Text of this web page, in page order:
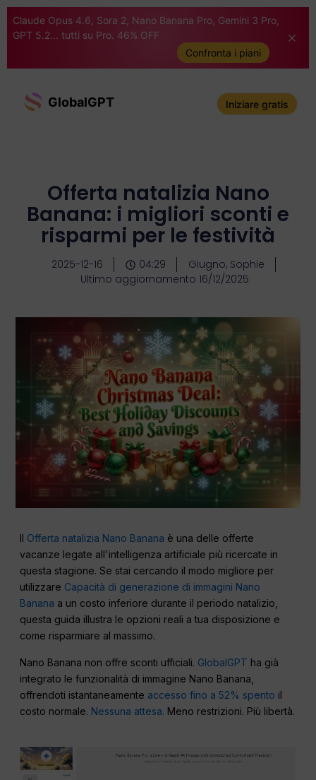
Claude Opus 4.6, Sora 2, Nano Banana Pro, Gemini 3 Pro,
GPT 5.2... tutti su Pro. 46% OFF
Confronta i piani
GlobalGPT Iniziare gratis
Offerta natalizia Nano
Banana: i migliori sconti e
risparmi per le festività
2025-12-16 04:29
Giugno, Sophie
Ultimo aggiornamento 16/12/2025
Il Offerta natalizia Nano Banana è una delle offerte
vacanze legate all'intelligenza artificiale più ricercate in
questa stagione. Se stai cercando il modo migliore per
utilizzare Capacità di generazione di immagini Nano
Banana a un costo inferiore durante il periodo natalizio,
questa guida illustra le opzioni reali a tua disposizione e
come risparmiare al massimo.
Nano Banana non offre sconti ufficiali. GlobalGPT ha già
integrato le funzionalità di immagine Nano Banana,
offrendoti istantaneamente accesso fino a 52% spento il
costo normale. Nessuna attesa. Meno restrizioni. Più libertà.